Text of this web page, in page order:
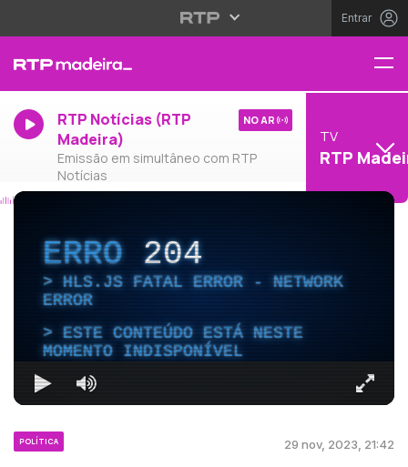
Entrar
RTP Notícias (RTP
Madeira)
Emissão em simultâneo com RTP
Notícias
NO AR
TV
RTP
ERRO204
HLS.JS FATAL ERROR - NETWORK
ERROR
ESTE CONTEÚDO ESTÁ NESTE
MOMENTO INDISPONÍVEL
POLÍTICA 29 nov, 2023, 21:42